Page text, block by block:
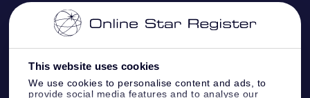
This website uses cookies
We use cookies to personalise content and ads, to
provide social media features and to analyse our
Firmagaver
One Million Stars
OSR Stjerne-pauseskærm
Forsendelsesoplysninger
Returpolitik